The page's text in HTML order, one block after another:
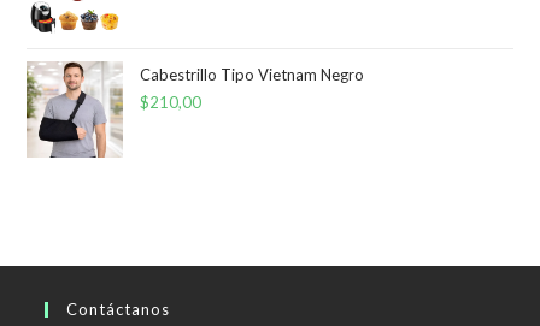
Cabestrillo Tipo Vietnam Negro
$210,00
Contáctanos